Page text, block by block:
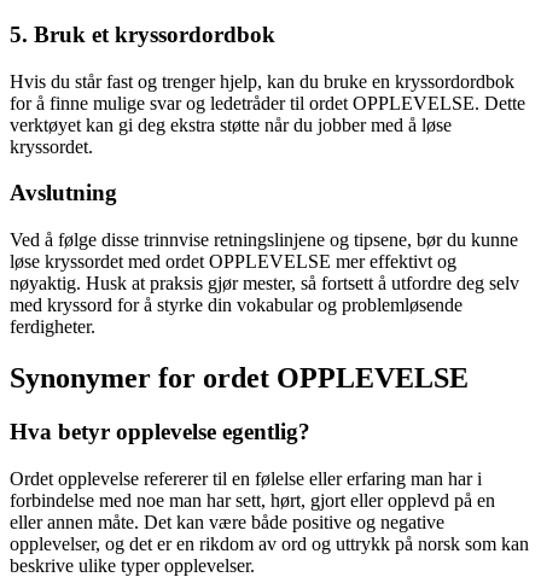
5. Bruk et kryssordordbok
Hvis du står fast og trenger hjelp, kan du bruke en kryssordordbok
for å finne mulige svar og ledetråder til ordet OPPLEVELSE. Dette
verktøyet kan gi deg ekstra støtte når du jobber med å løse
kryssordet.
Avslutning
Ved å følge disse trinnvise retningslinjene og tipsene, bør du kunne
løse kryssordet med ordet OPPLEVELSE mer effektivt og
nøyaktig. Husk at praksis gjør mester, så fortsett å utfordre deg selv
med kryssord for å styrke din vokabular og problemløsende
ferdigheter.
Synonymer for ordet OPPLEVELSE
Hva betyr opplevelse egentlig?
Ordet opplevelse refererer til en følelse eller erfaring man har i
forbindelse med noe man har sett, hørt, gjort eller opplevd på en
eller annen måte. Det kan være både positive og negative
opplevelser, og det er en rikdom av ord og uttrykk på norsk som kan
beskrive ulike typer opplevelser.